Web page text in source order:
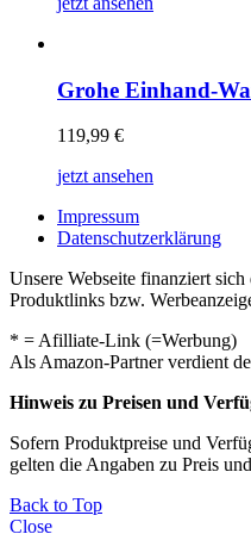
Grohe Einhand-
119,99 €
jetzt ansehen
Impressum
Datenschutzerklärung
Unsere Webseite finanziert
Produktlinks bzw.
* = Afilliate-Link (=Werbung)
Als Amazon-Partner verdient
Hinweis zu Preisen und
Sofern Produktpreise und
gelten die Angaben zu Preis
Back to Top
Close